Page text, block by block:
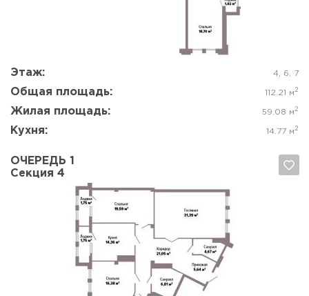
Этаж: 4, 6, 7
Общая площадь: 112.21 м 2
Жилая площадь: 59.08 м 2
Кухня: 14.77 м 2
ОЧЕРЕДЬ 1
Секция 4